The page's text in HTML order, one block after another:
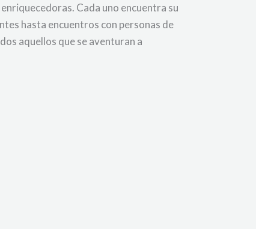
Cada uno encuentra su
hasta encuentros con personas de
aquellos que se aventuran a